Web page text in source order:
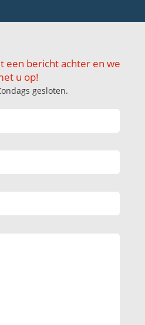
een bericht achter en we
u op!
gesloten.